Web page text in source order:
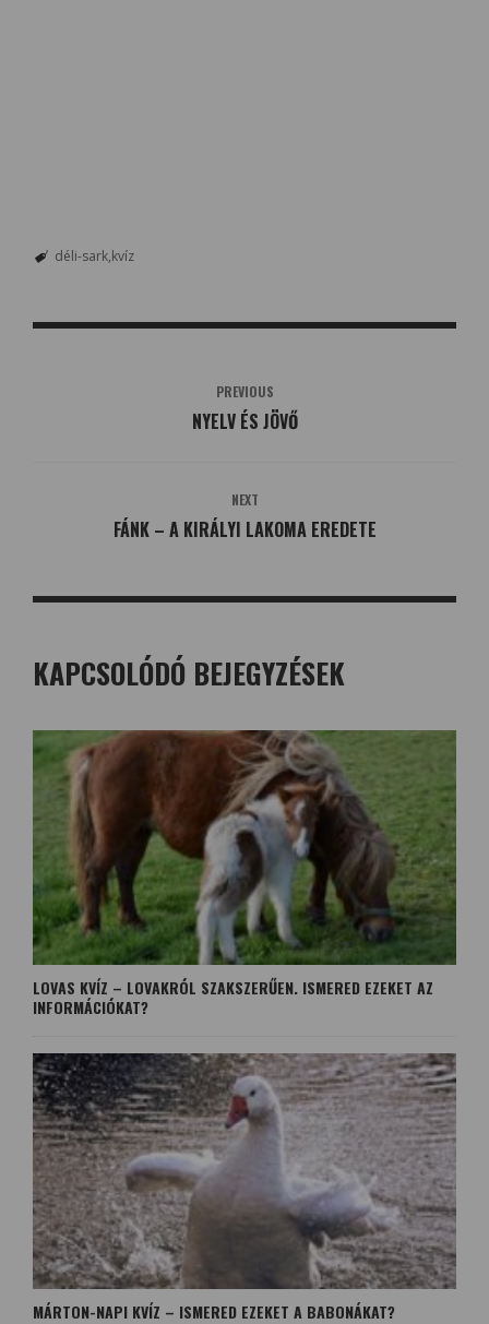
déli-sark kvíz
PREVIOUS
NYELV ÉS JÖVŐ
NEXT
FÁNK – A KIRÁLYI LAKOMA EREDETE
KAPCSOLÓDÓ BEJEGYZÉSEK
LOVAS KVÍZ – LOVAKRÓL SZAKSZERŰEN. ISMERED EZEKET AZ
INFORMÁCIÓKAT?
MÁRTON-NAPI KVÍZ – ISMERED EZEKET A BABONÁKAT?